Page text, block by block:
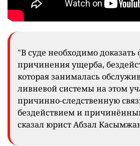
"В суде необходимо доказать
причинения ущерба,
которая занималась
ливневой системы на этом
причинно-следственную
бездействием и
сказал юрист Абзал